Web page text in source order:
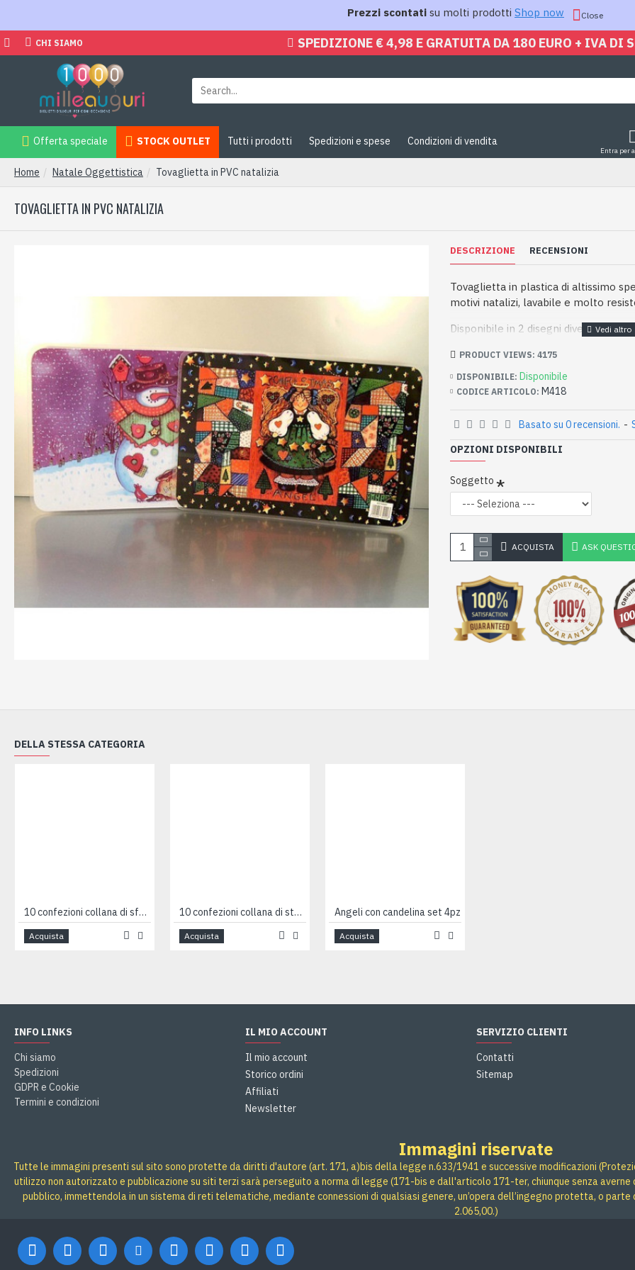
Prezzi scontati su molti prodotti Shop now Close
CHI SIAMO SPEDIZIONE € 4,98 E GRATUITA DA 180 EURO + IVA DI
Offerta speciale STOCK OUTLET Tutti i prodotti Spedizioni e spese Condizioni di vendita
Entra per
Home Natale Oggettistica Tovaglietta in PVC natalizia
TOVAGLIETTA IN PVC NATALIZIA
DESCRIZIONE RECENSIONI
Tovaglietta in plastica di altissimo
motivi natalizi, lavabile e molto
Disponibile in 2 disegni diversi
DISPONIBILE: Disponibile
CODICE ARTICOLO: M418
PRODUCT VIEWS: 4175
Basato su 0 recensioni. -
OPZIONI DISPONIBILI
Soggetto
ACQUISTA ASK
DELLA STESSA CATEGORIA
10 confezioni collana di sfere
Acquista
10 confezioni collana di stelline
Acquista
Angeli con candelina set 4pz
Acquista
INFO LINKS
Chi siamo
Spedizioni
GDPR e Cookie
Termini e condizioni
IL MIO ACCOUNT
Il mio account
Storico ordini
Affiliati
Newsletter
SERVIZIO CLIENTI
Contatti
Sitemap
Immagini riservate
Tutte le immagini presenti sul sito sono protette da diritti d'autore (art. 171, a)bis della legge n.633/1941 e successive modificazioni
utilizzo non autorizzato e pubblicazione su siti terzi sarà perseguito a norma di legge (171-bis e dall'articolo 171-ter, chiunque senza
pubblico, immettendola in un sistema di reti telematiche, mediante connessioni di qualsiasi genere, un’opera dell’ingegno protetta, o
2.065,00.)